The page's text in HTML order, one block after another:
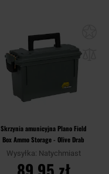
Skrzynia amunicyjna Plano Field
Box Ammo Storage - Olive Drab
Wysyłka: Natychmiast